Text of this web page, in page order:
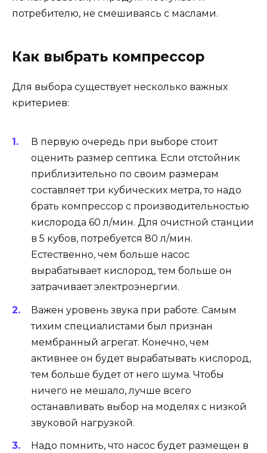
потребителю, не смешиваясь с маслами.
Как выбрать компрессор
Для выбора существует несколько важных
критериев:
В первую очередь при выборе стоит
оценить размер септика. Если отстойник
приблизительно по своим размерам
составляет три кубических метра, то надо
брать компрессор с производительностью
кислорода 60 л/мин. Для очистной станции
в 5 кубов, потребуется 80 л/мин.
Естественно, чем больше насос
вырабатывает кислород, тем больше он
затрачивает электроэнергии.
Важен уровень звука при работе. Самым
тихим специалистами был признан
мембранный агрегат. Конечно, чем
активнее он будет вырабатывать кислород,
тем больше будет от него шума. Чтобы
ничего не мешало, лучше всего
останавливать выбор на моделях с низкой
звуковой нагрузкой.
Надо помнить, что насос будет размещен в